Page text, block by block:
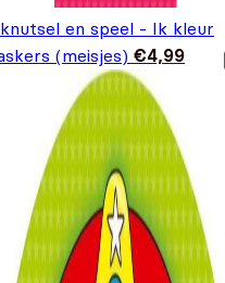
en speel - Ik kleur
(meisjes) €4,99